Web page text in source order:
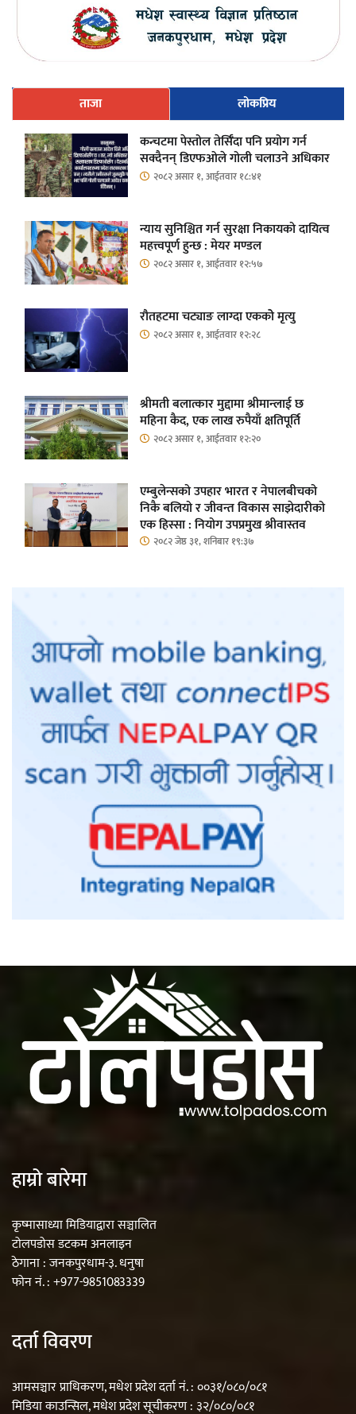
ताजा
लोकप्रिय
कन्चटमा पेस्तोल तेर्सिँदा पनि प्रयोग गर्न
सक्दैनन् डिएफओले गोली चलाउने अधिकार
२०८२ असार १, आईतवार १८:४१
न्याय सुनिश्चित गर्न सुरक्षा निकायको दायित्व
महत्त्वपूर्ण हुन्छ : मेयर मण्डल
२०८२ असार १, आईतवार १२:५७
रौतहटमा चट्याङ लाग्दा एककोे मृत्यु
२०८२ असार १, आईतवार १२:२८
श्रीमती बलात्कार मुद्दामा श्रीमान्लाई छ
महिना कैद, एक लाख रुपैयाँ क्षतिपूर्ति
२०८२ असार १, आईतवार १२:२०
एम्बुलेन्सको उपहार भारत र नेपालबीचको
निकै बलियो र जीवन्त विकास साझेदारीको
एक हिस्सा : नियोग उपप्रमुख श्रीवास्तव
२०८२ जेष्ठ ३१, शनिबार १९:३७
हाम्रो बारेमा
कृष्मासाध्या मिडियाद्वारा सञ्चालित
टोलपडोस डटकम अनलाइन
ठेगाना : जनकपुरधाम-३. धनुषा
फोन नं. : +977-9851083339
दर्ता विवरण
आमसञ्चार प्राधिकरण, मधेश प्रदेश दर्ता नं. : ००३१/०८०/०८१
मिडिया काउन्सिल, मधेश प्रदेश सूचीकरण : ३२/०८०/०८१